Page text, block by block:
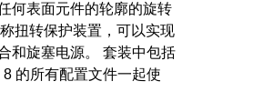
何表面元件的轮廓的旋转
扭转保护装置，可以实现
和旋塞电源。 套装中包括
的所有配置文件一起使